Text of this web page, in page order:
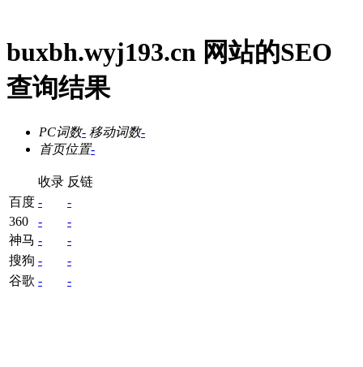
buxbh.wyj193.cn 网站的SEO
查询结果
PC词数- 移动词数-
首页位置-
收录 反链
百度 -
-
360
-
-
神马 -
-
搜狗 -
-
谷歌 - -